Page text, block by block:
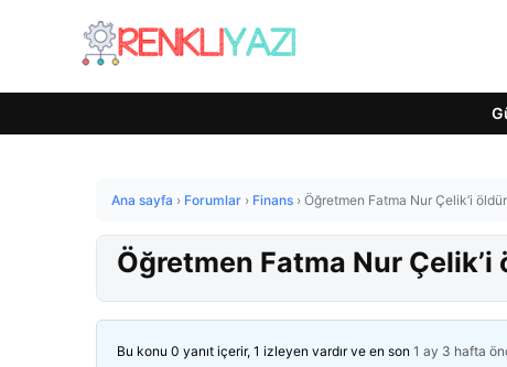
Ana sayfa › Forumlar › Finans › Öğretmen Fatma Nur Çelik’i
Öğretmen Fatma Nur Çelik’i
Bu konu 0 yanıt içerir, 1 izleyen vardır ve en son 1 ay 3 hafta